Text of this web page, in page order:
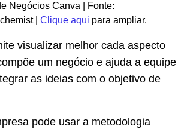
Negócios Canva | Fonte:
|
Clique aqui para ampliar.
visualizar melhor cada aspecto
um negócio e ajuda a equipe
as ideias com o objetivo de
pode usar a metodologia